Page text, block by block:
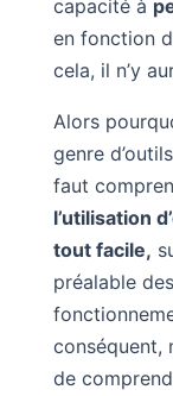
capacité à
en fonction
cela, il n’y
Alors
genre
faut
l’utilisation
tout facile,
préalable
conséquent,
de